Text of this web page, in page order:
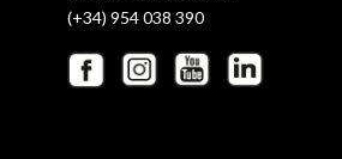
(+34) 954 038 390